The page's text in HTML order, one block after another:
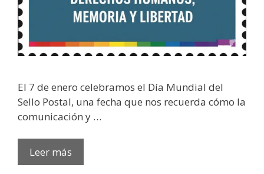
​El 7 de enero celebramos el Día Mundial del
Sello Postal, una fecha que nos recuerda cómo la
comunicación y …
Leer más
la